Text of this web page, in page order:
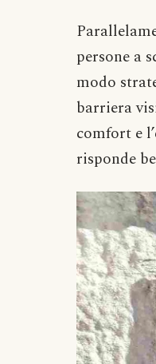
persone a
modo
barriera
comfort e
risponde